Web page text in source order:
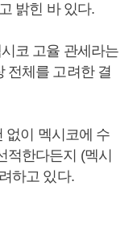
밝힌 바 있다.
코 고율 관세라는
전체를 고려한 결
없이 멕시코에 수
적한다든지 (멕시
하고 있다.